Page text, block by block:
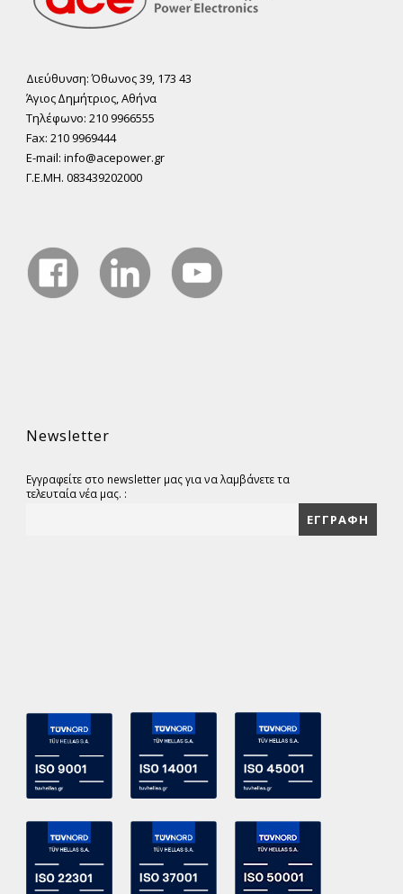
Διεύθυνση: Όθωνος 39, 173 43
Άγιος ∆ηµήτριος, Αθήνα
Τηλέφωνο: 210 9966555
Fax: 210 9969444
E-mail: info@acepower.gr
Γ.Ε.ΜΗ. 083439202000
Newsletter
Εγγραφείτε στο newsletter μας για να λαμβάνετε τα
τελευταία νέα μας. :